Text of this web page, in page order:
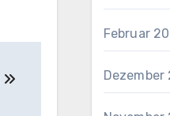
Februar
Dezember